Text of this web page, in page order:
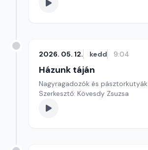
2026. 05. 12. kedd 9:04
Házunk táján
Nagyragadozók és pásztorkutyák
Szerkesztő: Kövesdy Zsuzsa